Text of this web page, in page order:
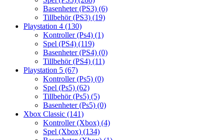
Basenheter (PS3) (6)
Tillbehör (PS3) (19)
Playstation 4 (130)
Kontroller (Ps4) (1)
Spel (PS4) (119)
Basenheter (PS4) (0)
Tillbehör (PS4) (11)
Playstation 5 (67)
Kontroller (Ps5) (0)
Spel (Ps5) (62)
Tillbehör (Ps5) (5)
Basenheter (Ps5) (0)
Xbox Classic (141)
Kontroller (Xbox) (4)
Spel (Xbox) (134)